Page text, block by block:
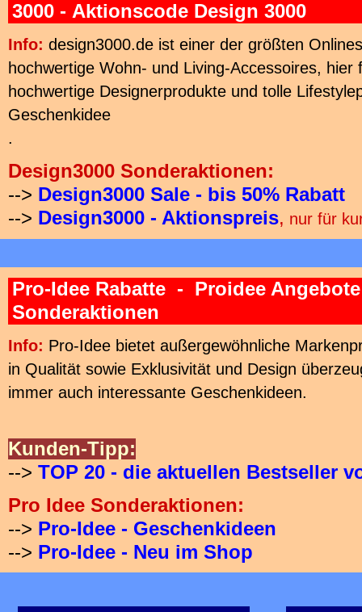
3000 - Aktionscode Design 3000
Info: design3000.de ist einer der größten
hochwertige Wohn- und Living-Accessoires, hier
hochwertige Designerprodukte und tolle
Geschenkidee
.
Design3000 Sonderaktionen:
--> Design3000 Sale - bis 50% Rabatt
--> Design3000 - Aktionspreis, nur für
Pro-Idee Rabatte - Proidee
Sonderaktionen
Info: Pro-Idee bietet außergewöhnliche
in Qualität sowie Exklusivität und Design
immer auch interessante Geschenkideen.
Kunden-Tipp:
--> TOP 20 - die aktuellen Bestseller
Pro Idee Sonderaktionen:
--> Pro-Idee - Geschenkideen
--> Pro-Idee - Neu im Shop